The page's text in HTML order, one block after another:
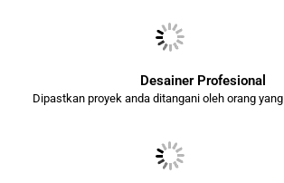
Desainer Profesional
Dipastkan proyek anda ditangani oleh orang